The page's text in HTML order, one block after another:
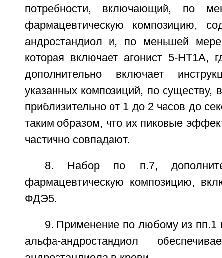
потребности, включающий, по
фармацевтическую композицию,
андростандиол и, по меньшей
которая включает агонист 5-HT1A,
дополнительно включает
указанных композиций, по существу,
приблизительно от 1 до 2 часов до
таким образом, что их пиковые
частично совпадают.
8. Набор по п.7,
фармацевтическую композицию,
ФДЭ5.
9. Применение по любому из пп.1
альфа-андростандиол